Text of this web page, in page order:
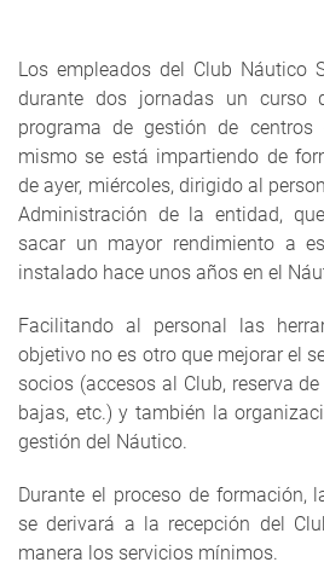
Los empleados del Club Náutico
durante dos jornadas un curso
programa de gestión de centros
mismo se está impartiendo de
de ayer, miércoles, dirigido al
Administración de la entidad,
sacar un mayor rendimiento a
instalado hace unos años en el
Facilitando al personal las
objetivo no es otro que mejorar el
socios (accesos al Club, reserva
bajas, etc.) y también la
gestión del Náutico.
Durante el proceso de formación,
se derivará a la recepción del
manera los servicios mínimos.